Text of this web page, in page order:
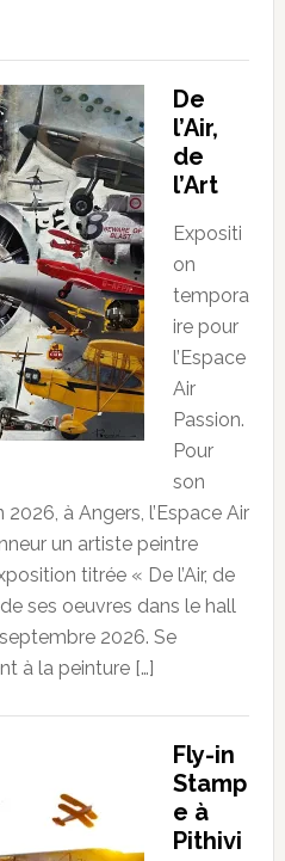
De
l’Air,
de
l’Art
Expositi
on
tempora
ire pour
l’Espace
Air
Passion.
Pour
son
à Angers, l’Espace Air
un artiste peintre
titrée « De l’Air, de
ses oeuvres dans le hall
2026. Se
à la peinture […]
Fly-in
Stamp
e à
Pithivi